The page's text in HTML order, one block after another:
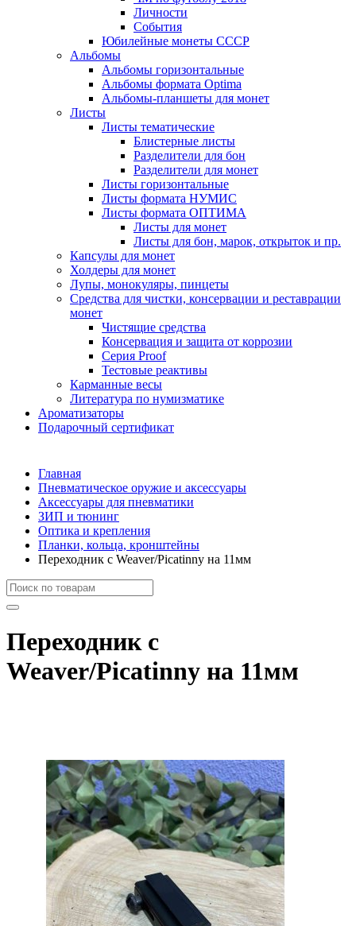
Личности
События
Юбилейные монеты СССР
Альбомы
Альбомы горизонтальные
Альбомы формата Optima
Альбомы-планшеты для монет
Листы
Листы тематические
Блистерные листы
Разделители для бон
Разделители для монет
Листы горизонтальные
Листы формата НУМИС
Листы формата ОПТИМА
Листы для монет
Листы для бон, марок, открыток и пр.
Капсулы для монет
Холдеры для монет
Лупы, монокуляры, пинцеты
Средства для чистки, консервации и реставрации
монет
Чистящие средства
Консервация и защита от коррозии
Серия Proof
Тестовые реактивы
Карманные весы
Литература по нумизматике
Ароматизаторы
Подарочный сертификат
Главная
Пневматическое оружие и аксессуары
Аксессуары для пневматики
ЗИП и тюнинг
Оптика и крепления
Планки, кольца, кронштейны
Переходник с Weaver/Picatinny на 11мм
Переходник с
Weaver/Picatinny на 11мм